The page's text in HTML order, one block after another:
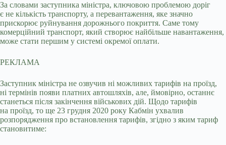
За словами заступника міністра, ключовою проблемою доріг
є не кількість транспорту, а перевантаження, яке значно
прискорює руйнування дорожнього покриття. Саме тому
комерційний транспорт, який створює найбільше навантаження,
може стати першим у системі окремої оплати.
РЕКЛАМА
Заступник міністра не озвучив ні можливих тарифів на проїзд,
ні термінів появи платних автошляхів, але, ймовірно, останнє
станеться після закінчення військових дій. Щодо тарифів
на проїзд, то ще 23 грудня 2020 року Кабмін ухвалив
розпорядження про встановлення тарифів, згідно з яким тариф
становитиме: